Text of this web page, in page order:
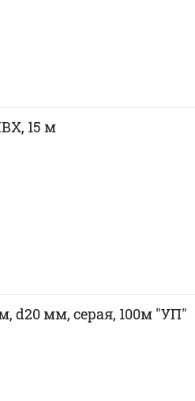
15 м
d20 мм, серая, 100м "УП"